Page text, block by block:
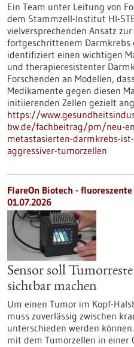
Ein Team unter Leitung von
dem Stammzell-Institut HI-
vielversprechenden Ansatz
fortgeschrittenem Darmkrebs
identifiziert einen wichtigen
und therapieresistenter
Forschenden an Modellen,
Medikamente gegen diesen
initiierenden Zellen gezielt
https://
bw.de/fachbeitrag/pm/neu-
metastasierten-darmkrebs-
aggressiver-tumorzellen
FlareOn Biotech -
01.07.2026
Sensor soll
sichtbar machen
Um einen Tumor im Kopf-
muss zuverlässig zwischen
unterschieden werden
mit dem Tumorzellen in einer